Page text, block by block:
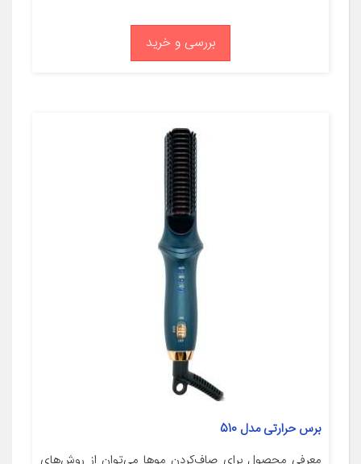
بررسی و خرید
برس حرارتی مدل 510